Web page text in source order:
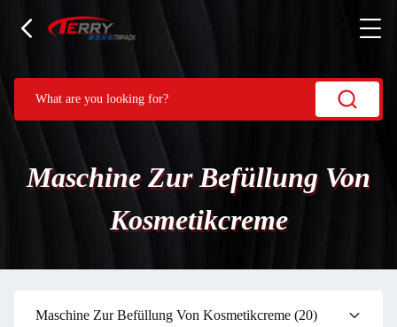
Maschine Zur Befüllung Von
Kosmetikcreme
Maschine Zur Befüllung Von Kosmetikcreme (20)